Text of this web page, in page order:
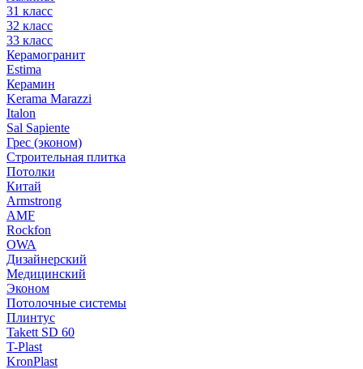
31 класс
32 класс
33 класс
Керамогранит
Estima
Керамин
Kerama Marazzi
Italon
Sal Sapiente
Грес (эконом)
Строительная плитка
Потолки
Китай
Armstrong
AMF
Rockfon
OWA
Дизайнерский
Медицинский
Эконом
Потолочные системы
Плинтус
Takett SD 60
T-Plast
KronPlast